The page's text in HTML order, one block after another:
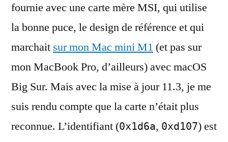
fournie avec une carte mère MSI, qui utilise
la bonne puce, le design de référence et qui
marchait sur mon Mac mini M1 (et pas sur
mon MacBook Pro, d’ailleurs) avec macOS
Big Sur. Mais avec la mise à jour 11.3, je me
suis rendu compte que la carte n’était plus
reconnue. L’identifiant (0x1d6a, 0xd107) est